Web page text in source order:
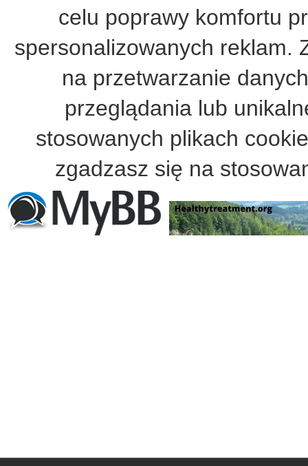
celu poprawy komfortu
spersonalizowanych reklam.
na przetwarzanie
przeglądania lub
stosowanych plikach
zgadzasz się na